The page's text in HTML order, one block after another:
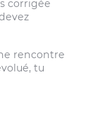
corrigée
rencontre
tu